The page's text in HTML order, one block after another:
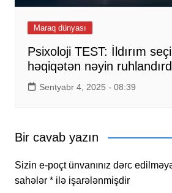
Maraq dünyası
Psixoloji TEST: İldırım
həqiqətən nəyin
Sentyabr 4, 2025 - 08:39
Bir cavab yazın
Sizin e-poçt ünvanınız dərc
sahələr *ilə işarələnmişdir